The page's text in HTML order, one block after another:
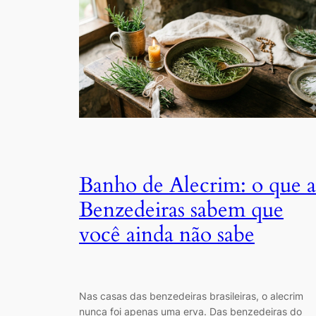
Banho de Alecrim: o que
Benzedeiras sabem que
você ainda não sabe
Nas casas das benzedeiras brasileiras, o alecrim
nunca foi apenas uma erva. Das benzedeiras do